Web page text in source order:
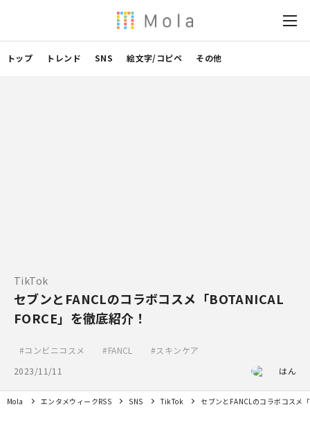
トップ トレンド SNS 絵文字/コピペ その他
TikTok
セブンとFANCLのコラボコスメ「BOTANICAL
FORCE」を徹底紹介！
コンビニコスメ FANCL
スキンケア
2023/11/11
はん
Mola エンタメウィークRSS SNS TikTok セブンとFANCLのコラボコスメ